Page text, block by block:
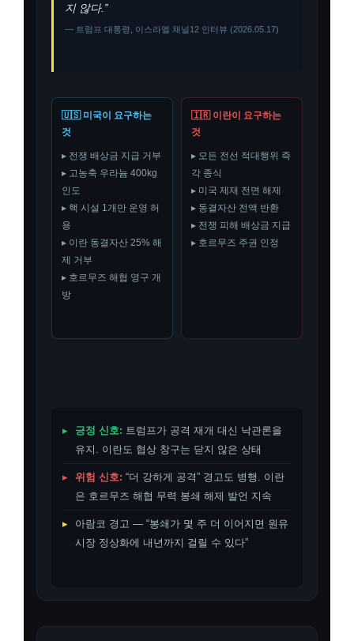
지 않다.”
— 트럼프 대통령, 이스라엘 채널12 인터뷰 (2026.05.17)
🇺🇸 미국이 요구하는
것
▸ 전쟁 배상금 지급 거부
▸ 고농축 우라늄 400kg
인도
▸ 핵 시설 1개만 운영 허
용
▸ 이란 동결자산 25% 해
제 거부
▸ 호르무즈 해협 영구 개
방
🇮🇷 이란이 요구하는
것
▸ 모든 전선 적대행위 즉
각 종식
▸ 미국 제재 전면 해제
▸ 동결자산 전액 반환
▸ 전쟁 피해 배상금 지급
▸ 호르무즈 주권 인정
▸ 긍정 신호: 트럼프가 공격 재개 대신 낙관론을
유지. 이란도 협상 창구는 닫지 않은 상태
▸ 위험 신호: “더 강하게 공격” 경고도 병행. 이란
은 호르무즈 해협 무력 봉쇄 해제 발언 지속
▸
아람코 경고 — “봉쇄가 몇 주 더 이어지면 원유
시장 정상화에 내년까지 걸릴 수 있다”